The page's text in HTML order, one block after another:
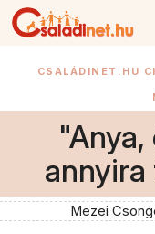
CSALÁDINET.HU
Mezei